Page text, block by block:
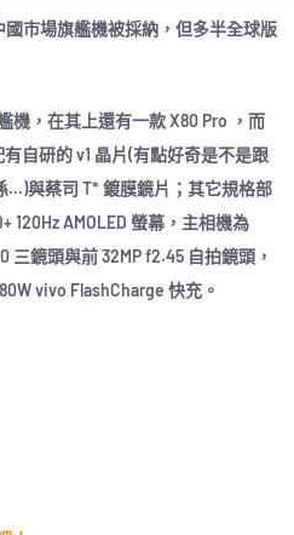
市場旗艦機被採納，但多半全球版
機，在其上還有一款 X80 Pro ，而
自研的 v1 晶片(有點好奇是不是跟
…)與蔡司 T* 鍍膜鏡片；其它規格部
120Hz AMOLED 螢幕，主相機為
三鏡頭與前 32MP f2.45 自拍鏡頭，
vivo FlashCharge 快充。